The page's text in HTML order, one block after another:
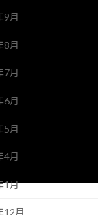
9月
8月
7月
6月
5月
4月
1月
12月